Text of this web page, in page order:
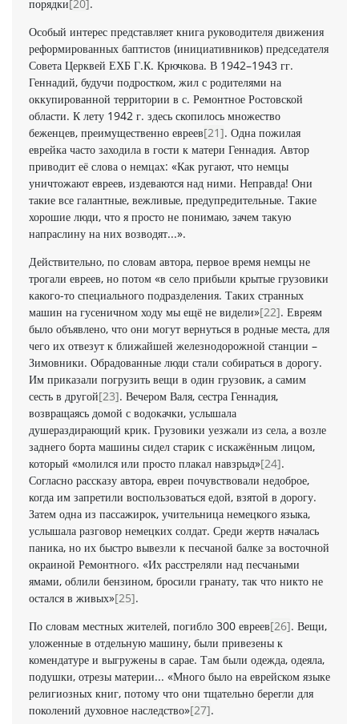
порядки[20].
Особый интерес представляет книга руководителя движения
реформированных баптистов (инициативников) председателя
Совета Церквей ЕХБ Г.К. Крючкова. В 1942–1943 гг.
Геннадий, будучи подростком, жил с родителями на
оккупированной территории в с. Ремонтное Ростовской
области. К лету 1942 г. здесь скопилось множество
беженцев, преимущественно евреев[21]. Одна пожилая
еврейка часто заходила в гости к матери Геннадия. Автор
приводит её слова о немцах: «Как ругают, что немцы
уничтожают евреев, издеваются над ними. Неправда! Они
такие все галантные, вежливые, предупредительные. Такие
хорошие люди, что я просто не понимаю, зачем такую
напраслину на них возводят...».
Действительно, по словам автора, первое время немцы не
трогали евреев, но потом «в село прибыли крытые грузовики
какого-то специального подразделения. Таких странных
машин на гусеничном ходу мы ещё не видели»[22]. Евреям
было объявлено, что они могут вернуться в родные места, для
чего их отвезут к ближайшей железнодорожной станции –
Зимовники. Обрадованные люди стали собираться в дорогу.
Им приказали погрузить вещи в один грузовик, а самим
сесть в другой[23]. Вечером Валя, сестра Геннадия,
возвращаясь домой с водокачки, услышала
душераздирающий крик. Грузовики уезжали из села, а возле
заднего борта машины сидел старик с искажённым лицом,
который «молился или просто плакал навзрыд»[24].
Согласно рассказу автора, евреи почувствовали недоброе,
когда им запретили воспользоваться едой, взятой в дорогу.
Затем одна из пассажирок, учительница немецкого языка,
услышала разговор немецких солдат. Среди жертв началась
паника, но их быстро вывезли к песчаной балке за восточной
окраиной Ремонтного. «Их расстреляли над песчаными
ямами, облили бензином, бросили гранату, так что никто не
остался в живых»[25].
По словам местных жителей, погибло 300 евреев[26]. Вещи,
уложенные в отдельную машину, были привезены к
комендатуре и выгружены в сарае. Там были одежда, одеяла,
подушки, отрезы материи... «Много было на еврейском языке
религиозных книг, потому что они тщательно берегли для
поколений духовное наследство»[27].